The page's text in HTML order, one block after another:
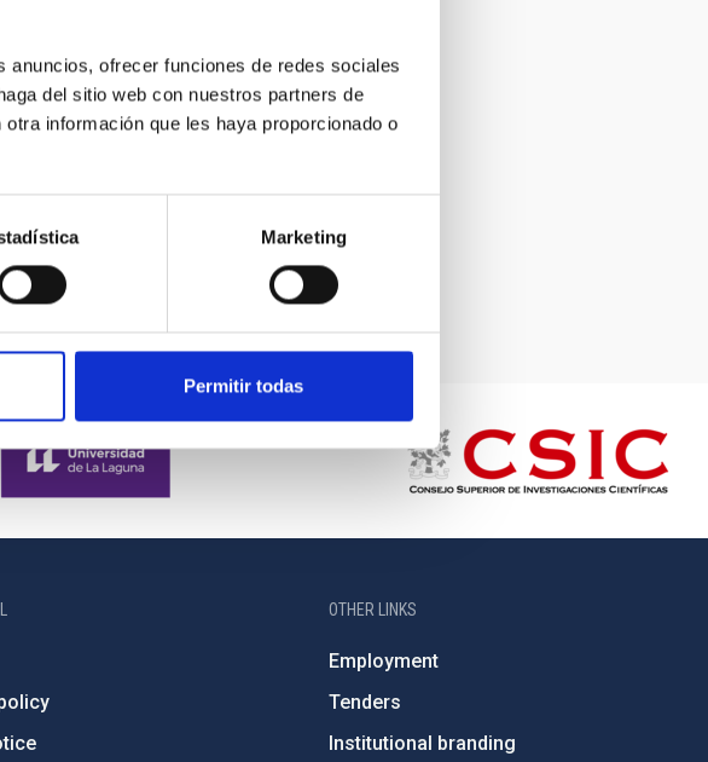
ofrecer funciones de redes sociales
del sitio web con nuestros partners de
información que les haya proporcionado o
Marketing
Permitir todas
OTHER LINKS
Employment
Tenders
Institutional branding